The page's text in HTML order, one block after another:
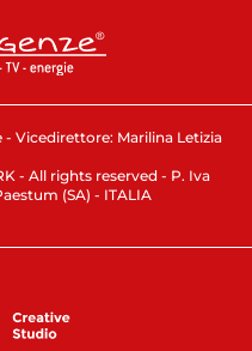
Vicedirettore: Marilina Letizia
- All rights reserved - P. Iva
(SA) - ITALIA